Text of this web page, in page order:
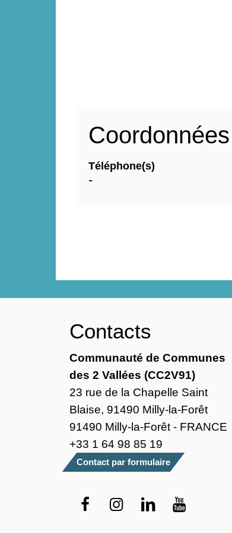
Coordonnées
Téléphone(s)
-
Contacts
Communauté de Communes
des 2 Vallées (CC2V91)
23 rue de la Chapelle Saint
Blaise, 91490 Milly-la-Forêt
91490 Milly-la-Forêt - FRANCE
+33 1 64 98 85 19
Contact par formulaire